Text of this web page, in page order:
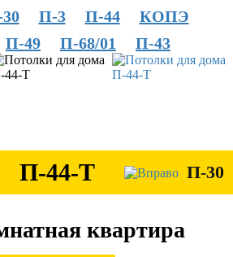
П-3 П-44
КОПЭ
П-49 П-68/01 П-43
П-44-Т П-30
квартира